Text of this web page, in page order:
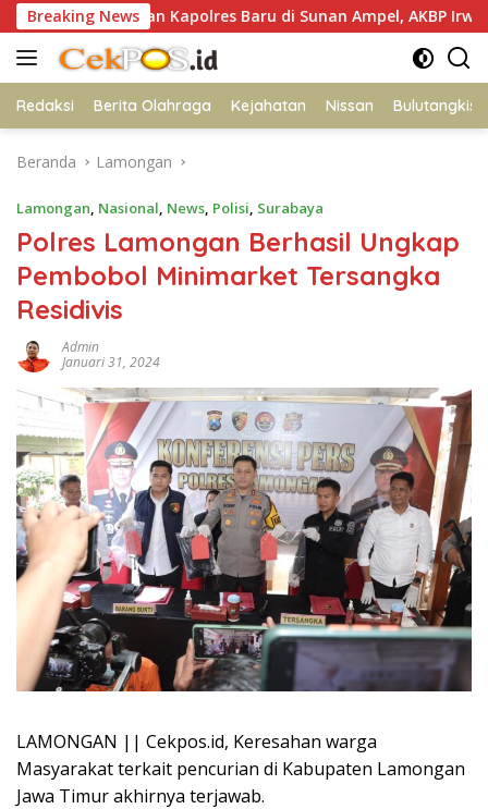
Langsung
ke
konten
Breaking News
Kapolres Baru di Sunan Ampel, AKBP Irwan Kurniawan
Redaksi Berita Olahraga Kejahatan Nissan Bulutangkis
Beranda Lamongan
Lamongan, Nasional, News, Polisi, Surabaya
Polres Lamongan Berhasil Ungkap
Pembobol Minimarket Tersangka
Residivis
Admin
Januari 31, 2024
LAMONGAN || Cekpos.id, Keresahan warga
Masyarakat terkait pencurian di Kabupaten Lamongan
Jawa Timur akhirnya terjawab.